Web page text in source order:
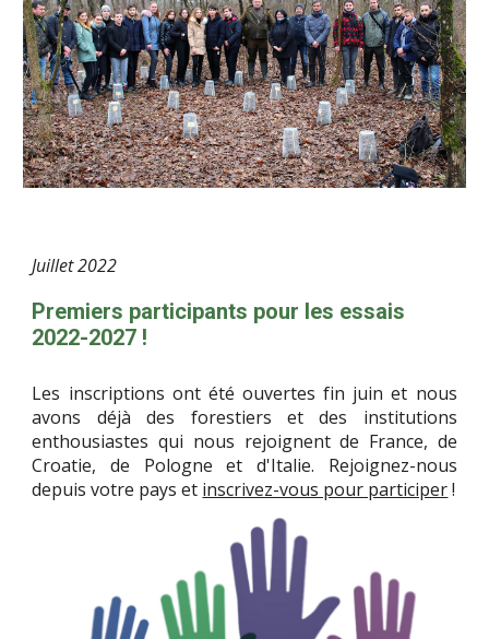
Juillet2022
Premiers participants pour les essais
2022-2027 !
Les inscriptions ont été ouvertes fin juin et nous
avons déjà des forestiers et des institutions
enthousiastes qui nous rejoignent de France, de
Croatie, de Pologne et d'Italie. Rejoignez-nous
depuis votre pays et inscrivez-vous pour participer!